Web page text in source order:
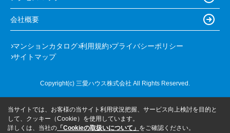
会社概要
マンションカタログ 利用規約 プライバシーポリシー
サイトマップ
Copyright(c) 三愛ハウス株式会社 All Rights Reserved.
当サイトでは、お客様の当サイト利用状況把握、サービス向上検討を目的と
して、クッキー（Cookie）を使用しています。
詳しくは、当社の 「Cookieの取扱いについて」 をご確認ください。